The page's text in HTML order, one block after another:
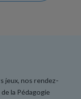
jeux, nos rendez-
la Pédagogie